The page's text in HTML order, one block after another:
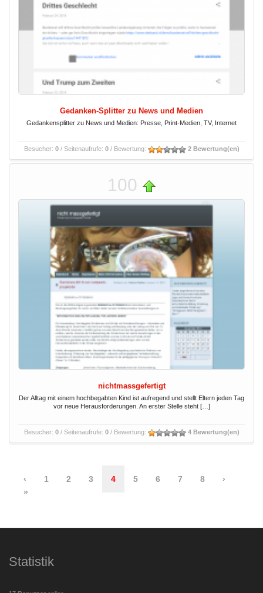
Gedanken-Splitter zu News und Medien
Gedankensplitter zu News und Medien: Presse, Print-Medien, TV, Internet
Besucher: 0/ Seitenaufrufe: 0/ Bewertung: 2 Bewertung(en)
100
nichtmassgefertigt
Der Alltag mit einem hochbegabten Kind ist aufregend und stellt Eltern jeden Tag
vor neue Herausforderungen. An erster Stelle steht […]
Besucher: 0/ Seitenaufrufe: 0/ Bewertung: 4 Bewertung(en)
‹ 1 2 3 4 5 6 7 8
›
»
Statistik